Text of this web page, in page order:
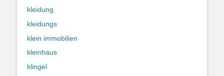
kleidung
kleidungs
klein immobilien
kleinhaus
klingel